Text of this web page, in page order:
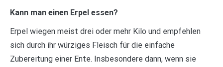
Kann man einen Erpel essen?
Erpel wiegen meist drei oder mehr Kilo und empfehlen
sich durch ihr würziges Fleisch für die einfache
Zubereitung einer Ente. Insbesondere dann, wenn sie